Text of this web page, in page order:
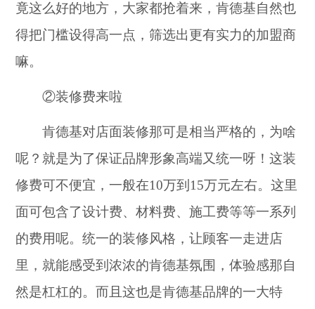
竟这么好的地方，大家都抢着来，肯德基自然也
得把门槛设得高一点，筛选出更有实力的加盟商
嘛。
②装修费来啦
肯德基对店面装修那可是相当严格的，为啥
呢？就是为了保证品牌形象高端又统一呀！这装
修费可不便宜，一般在10万到15万元左右。这里
面可包含了设计费、材料费、施工费等等一系列
的费用呢。统一的装修风格，让顾客一走进店
里，就能感受到浓浓的肯德基氛围，体验感那自
然是杠杠的。而且这也是肯德基品牌的一大特